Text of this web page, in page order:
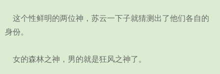
这个性鲜明的两位神，苏云一下子就猜测出了他们各自的
身份。
女的森林之神，男的就是狂风之神了。